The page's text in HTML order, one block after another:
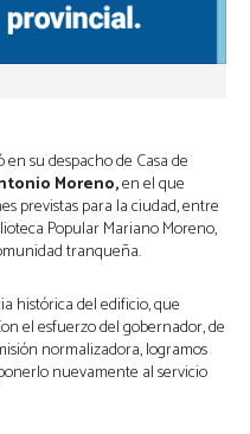
en su despacho de Casa de
Moreno,en el que
previstas para la ciudad, entre
Popular Mariano Moreno,
tranqueña.
histórica del edificio, que
el esfuerzo del gobernador, de
normalizadora, logramos
nuevamente al servicio